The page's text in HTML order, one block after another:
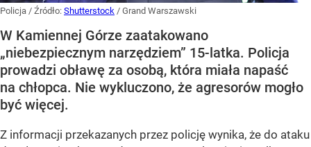
Policja / Źródło: Shutterstock / Grand Warszawski
W Kamiennej Górze zaatakowano
„niebezpiecznym narzędziem” 15-latka. Policja
prowadzi obławę za osobą, która miała napaść
na chłopca. Nie wykluczono, że agresorów mogło
być więcej.
Z informacji przekazanych przez policję wynika, że do ataku